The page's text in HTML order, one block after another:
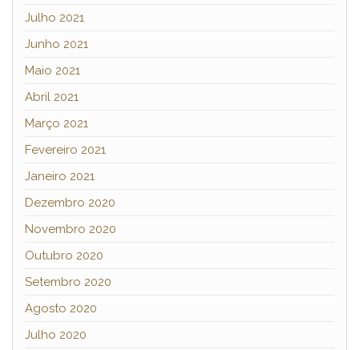
Julho 2021
Junho 2021
Maio 2021
Abril 2021
Março 2021
Fevereiro 2021
Janeiro 2021
Dezembro 2020
Novembro 2020
Outubro 2020
Setembro 2020
Agosto 2020
Julho 2020